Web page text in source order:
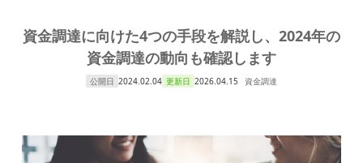
資金調達に向けた4つの手段を解説し、2024年の
資金調達の動向も確認します
公開日 2024.02.04 更新日 2026.04.15 資金調達